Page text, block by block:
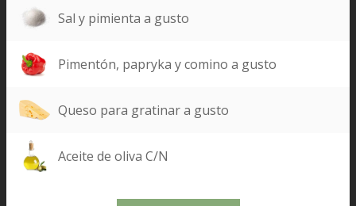
Sal y pimienta a gusto
Pimentón, papryka y comino a gusto
Queso para gratinar a gusto
Aceite de oliva C/N